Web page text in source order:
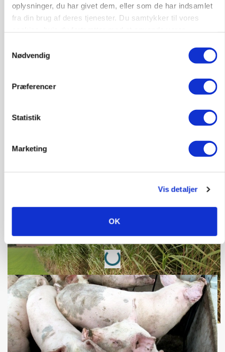
oplysninger, du har givet dem, eller som de har indsamlet
fra din brug af deres tjenester. Du samtykker til vores
Nødvendig
Præferencer
Statistik
Marketing
Vis detaljer
OK
Markvandring sætter fokus på elefantgræs
Annonce
Loading...